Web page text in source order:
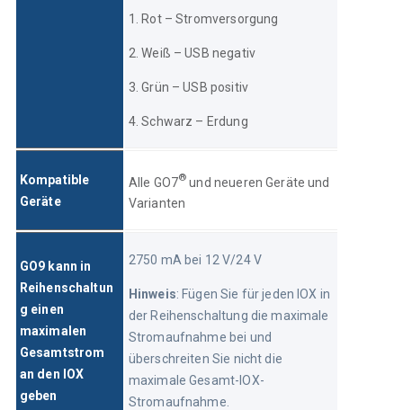
1. Rot – Stromversorgung
2. Weiß – USB negativ
3. Grün – USB positiv
4. Schwarz – Erdung
Kompatible
Geräte
Alle GO7® und neueren Geräte und
Varianten
GO9 kann in
Reihenschaltun
g einen
maximalen
Gesamtstrom
an den IOX
geben
2750 mA bei 12 V/24 V
Hinweis: Fügen Sie für jeden IOX in
der Reihenschaltung die maximale
Stromaufnahme bei und
überschreiten Sie nicht die
maximale Gesamt-IOX-
Stromaufnahme.